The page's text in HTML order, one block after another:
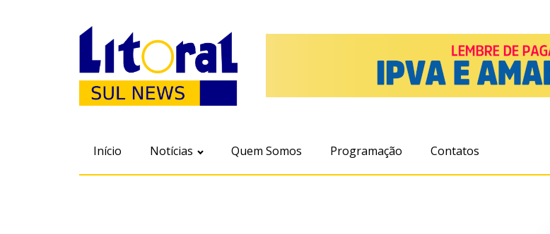
Início Notícias Quem Somos Programação Contatos